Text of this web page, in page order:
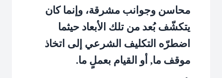
محاسن وجوانب مشرقة، وإنما كان
يتكشّف بُعد من تلك الأبعاد حيثما
اضطرّه التكليف الشرعي إلى اتخاذ
موقف ما, أو القيام بعملٍ ما.